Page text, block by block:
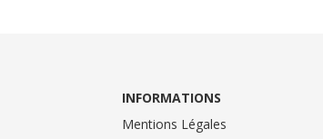
INFORMATIONS
Mentions Légales